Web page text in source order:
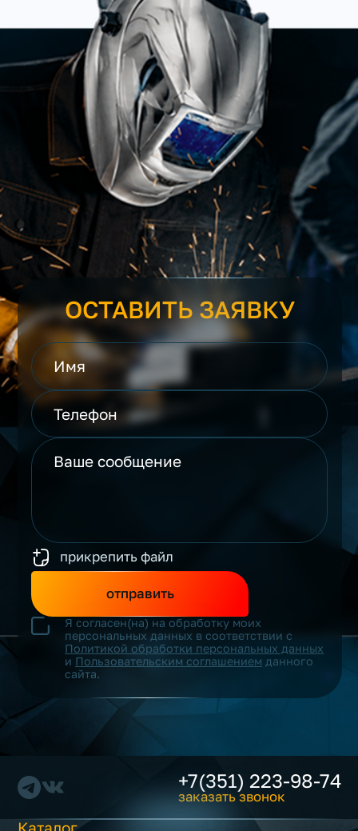
ОСТАВИТЬ ЗАЯВКУ
прикрепить файл
отправить
Я согласен(на) на обработку моих
персональных данных в соответствии с
Политикой обработки персональных данных
и Пользовательским соглашением данного
сайта.
+7(351) 223-98-74
заказать звонок
Каталог